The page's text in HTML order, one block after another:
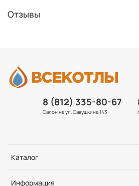
Отзывы
Каталог
Информация
8 (812) 335-80-67
Салон на ул. Савушкина 143